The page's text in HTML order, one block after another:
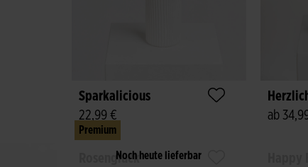
Sparkalicious
22,99 €
ab
Noch heute lieferbar
Premium
Rosenglück